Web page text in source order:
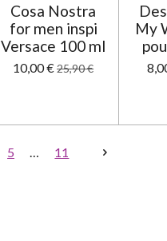
Cosa Nostra
for men inspi
Versace 100 ml
10,00 €25,90 €
My
5 11